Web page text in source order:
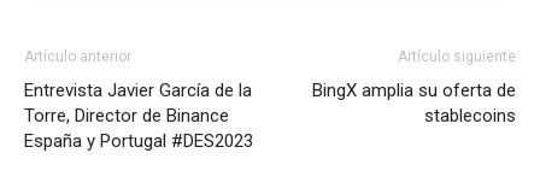
Artículo anterior
Entrevista Javier García de la
Torre, Director de Binance
España y Portugal #DES2023
Artículo siguiente
BingX amplia su oferta de
stablecoins